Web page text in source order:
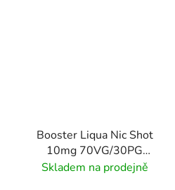
Booster Liqua Nic Shot
10mg 70VG/30PG
10ml
Skladem na prodejně